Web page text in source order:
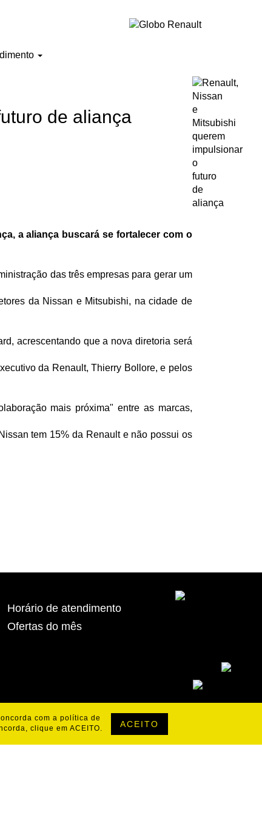
de aliança
a aliança buscará se fortalecer com o
das três empresas para gerar um
da Nissan e Mitsubishi, na cidade de
acrescentando que a nova diretoria será
da Renault, Thierry Bollore, e pelos
mais próxima" entre as marcas,
tem 15% da Renault e não possui os
Horário de atendimento
Ofertas do mês
com a política de
clique em ACEITO. ACEITO